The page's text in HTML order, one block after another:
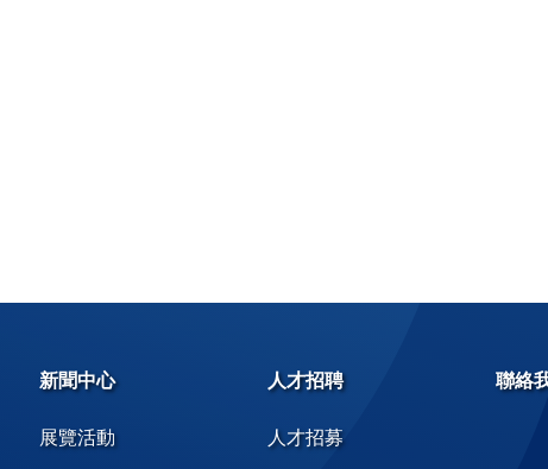
新聞中心
展覽活動
人才招聘
人才招募
聯絡